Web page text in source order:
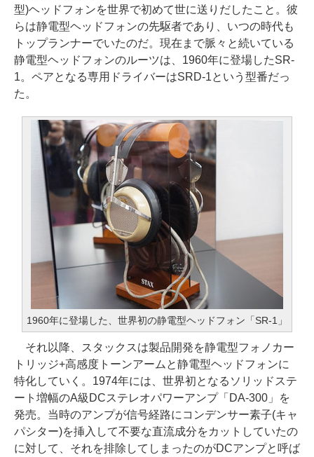
型)ヘッドフォンを世界で初めて世に送りだしたこと。彼
らは静電型ヘッドフォンの先駆者であり、いつの時代も
トップランナーでいたのだ。現在まで脈々と続いている
静電型ヘッドフォンのルーツは、1960年に登場したSR-
1。ペアとなる専用ドライバーはSRD-1という型番だっ
た。
1960年に登場した、世界初の静電型ヘッドフォン「SR-1」
それ以降、スタックスは製品開発を静電型フォノカー
トリッジ+高感度トーンアームと静電型ヘッドフォンに
特化していく。1974年には、世界初となるソリッドステ
ート増幅のA級DCステレオパワーアンプ「DA-300」を
発売。当時のアンプが信号経路にコンデンサー素子(キャ
パシター)を挿入して不要な直流成分をカットしていたの
に対して、それを排除してしまったのがDCアンプと呼ば